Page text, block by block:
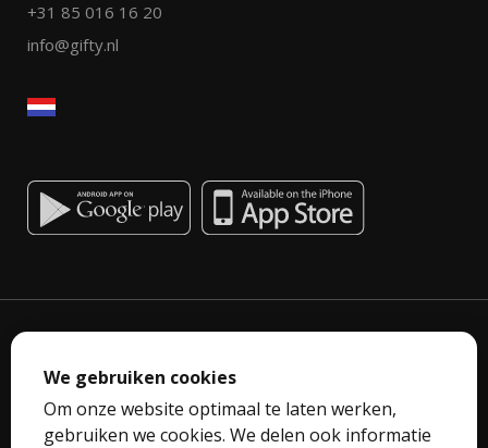
+31 85 016 16 20
info@gifty.nl
Privacyverklaring
We gebruiken cookies
Om onze website optimaal te laten werken,
gebruiken we cookies. We delen ook informatie